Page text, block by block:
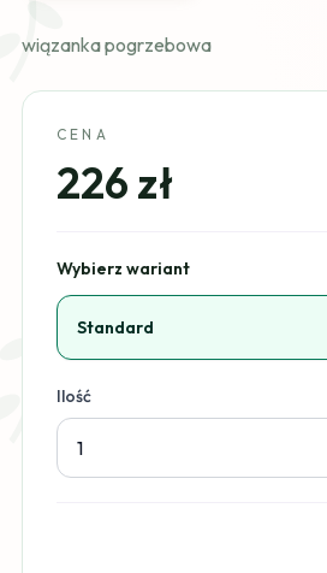
wiązanka pogrzebowa
CENA
226 zł
Wybierz wariant
Standard
Ilość